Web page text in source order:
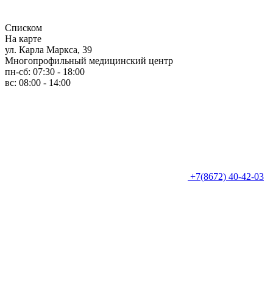
Списком
На карте
ул. Карла Маркса, 39
Многопрофильный медицинский центр
пн-сб: 07:30 - 18:00
вс: 08:00 - 14:00
+7(8672) 40-42-03